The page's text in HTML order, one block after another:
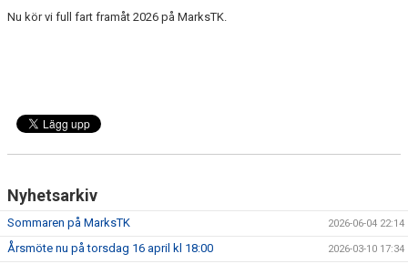
Nu kör vi full fart framåt 2026 på MarksTK.
Nyhetsarkiv
Sommaren på MarksTK 2026-06-04 22:14
Årsmöte nu på torsdag 16 april kl 18:00 2026-03-10 17:34